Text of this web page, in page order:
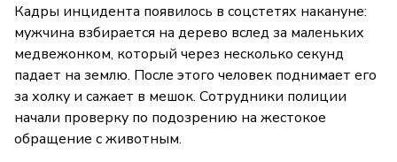
Кадры инцидента появилось в соцстетях накануне:
мужчина взбирается на дерево вслед за маленьких
медвежонком, который через несколько секунд
падает на землю. После этого человек поднимает его
за холку и сажает в мешок. Сотрудники полиции
начали проверку по подозрению на жестокое
обращение с животным.